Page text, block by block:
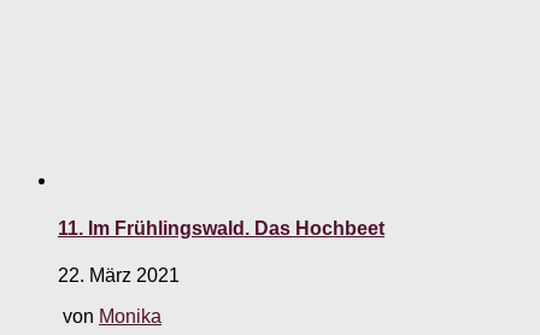
11. Im Frühlingswald. Das Hochbeet
22. März 2021
von Monika